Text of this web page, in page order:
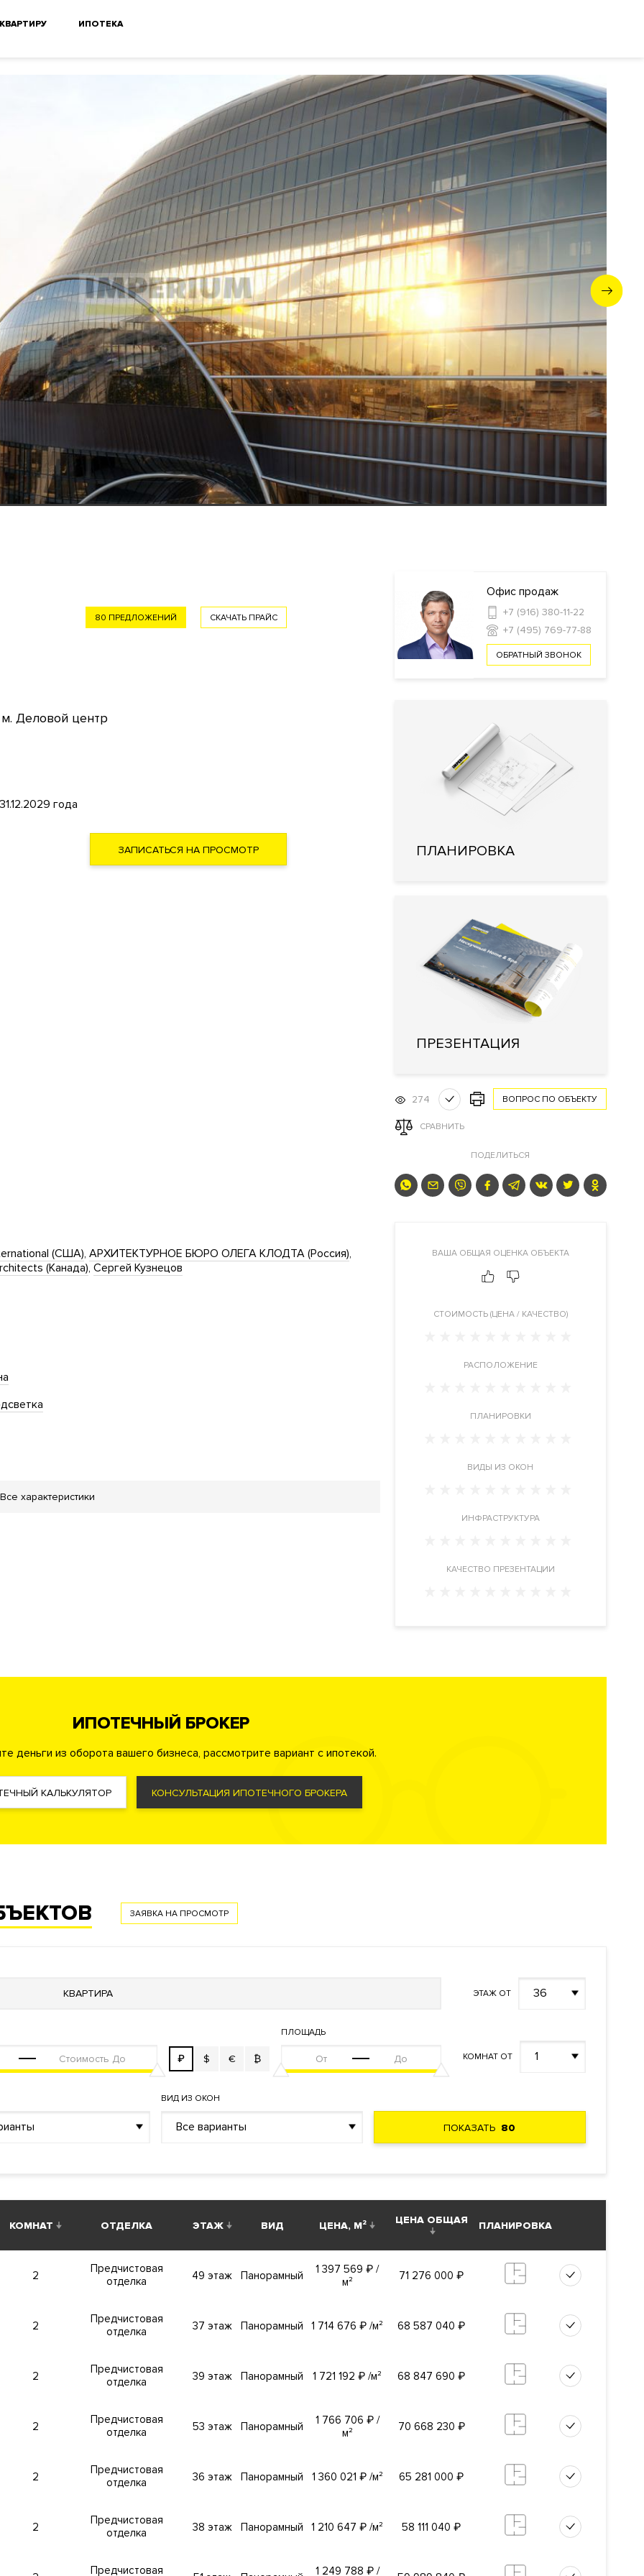
ИПОТЕКА
СКАЧАТЬ ПРАЙС
80 ПРЕДЛОЖЕНИЙ
м. Деловой центр
года
ЗАПИСАТЬСЯ НА ПРОСМОТР
(США) АРХИТЕКТУРНОЕ БЮРО ОЛЕГА КЛОДТА (Россия)
(Канада) Сергей Кузнецов
Консьерж служба Видеонаблюдение
территория
Фильтр очистки воды
Система увлажнения воздуха
оповещением
видами во всех квартирах
MR Ready (с 86 по 90 этаж)
агентств с многолетним опытом и высокой квалификацией:
освещения – iLight International (Россия), благоустройство –
Пресненский, метро Деловой
Центр. Адрес: 1-й Красногвардейский
Все характеристики
Офис продаж
+7 (916) 380-11-22
+7 (495) 769-77-88
ОБРАТНЫЙ ЗВОНОК
ПЛАНИРОВКА
ПРЕЗЕНТАЦИЯ
274 ВОПРОС ПО ОБЪЕКТУ
СРАВНИТЬ
ПОДЕЛИТЬСЯ
ВАША ОБЩАЯ ОЦЕНКА ОБЪЕКТА
CТОИМОСТЬ (ЦЕНА / КАЧЕСТВО)
РАСПОЛОЖЕНИЕ
ПЛАНИРОВКИ
ВИДЫ ИЗ ОКОН
ИНФРАСТРУКТУРА
КАЧЕСТВО ПРЕЗЕНТАЦИИ
ИПОТЕЧНЫЙ БРОКЕР
деньги из оборота вашего бизнеса, рассмотрите вариант с ипотекой.
КАЛЬКУЛЯТОР КОНСУЛЬТАЦИЯ ИПОТЕЧНОГО БРОКЕРА
ЗАЯВКА НА ПРОСМОТР
КВАРТИРА ЭТАЖ ОТ 36
₽ $ € ₿
ПЛОЩАДЬ
КОМНАТ ОТ 1
ВИД ИЗ ОКОН
Все варианты ПОКАЗАТЬ 80
КОМНАТ ОТДЕЛКА ЭТАЖ ВИД ЦЕНА, М² ЦЕНА ОБЩАЯ ПЛАНИРОВКА
2
Предчистовая
отделка
49 этаж Панорамный 1 397 569 ₽ /
м²
71 276 000 ₽
2
Предчистовая
отделка
37 этаж Панорамный 1 714 676 ₽ /м² 68 587 040 ₽
2
Предчистовая
отделка
39 этаж Панорамный 1 721 192 ₽ /м² 68 847 690 ₽
2
Предчистовая
отделка
53 этаж Панорамный 1 766 706 ₽/
м²
70 668 230 ₽
2
Предчистовая
отделка
36 этаж Панорамный 1 360 021 ₽/м² 65 281 000 ₽
2
Предчистовая
отделка
38 этаж Панорамный 1 210 647 ₽ /м² 58 111 040 ₽
Предчистовая 1 249 788 ₽/